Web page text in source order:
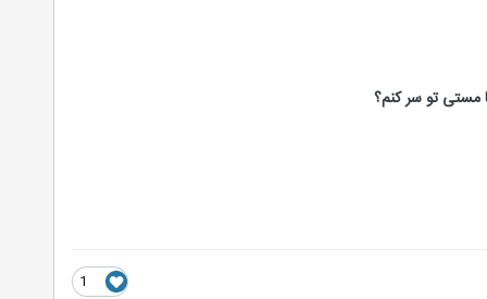
مستی تو سر کنم؟
1